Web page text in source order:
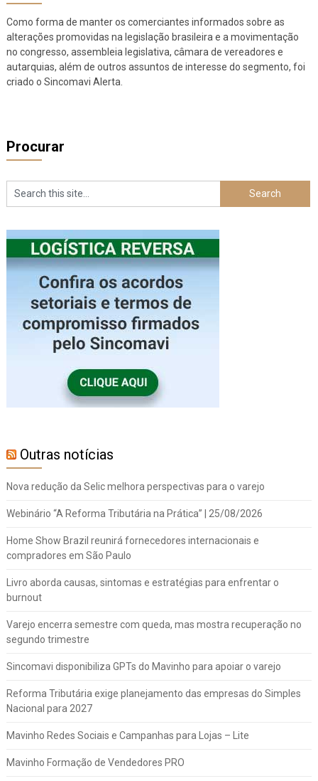
Como forma de manter os comerciantes informados sobre as
alterações promovidas na legislação brasileira e a movimentação
no congresso, assembleia legislativa, câmara de vereadores e
autarquias, além de outros assuntos de interesse do segmento, foi
criado o Sincomavi Alerta.
Procurar
Outras notícias
Nova redução da Selic melhora perspectivas para o varejo
Webinário “A Reforma Tributária na Prática” | 25/08/2026
Home Show Brazil reunirá fornecedores internacionais e
compradores em São Paulo
Livro aborda causas, sintomas e estratégias para enfrentar o
burnout
Varejo encerra semestre com queda, mas mostra recuperação no
segundo trimestre
Sincomavi disponibiliza GPTs do Mavinho para apoiar o varejo
Reforma Tributária exige planejamento das empresas do Simples
Nacional para 2027
Mavinho Redes Sociais e Campanhas para Lojas – Lite
Mavinho Formação de Vendedores PRO